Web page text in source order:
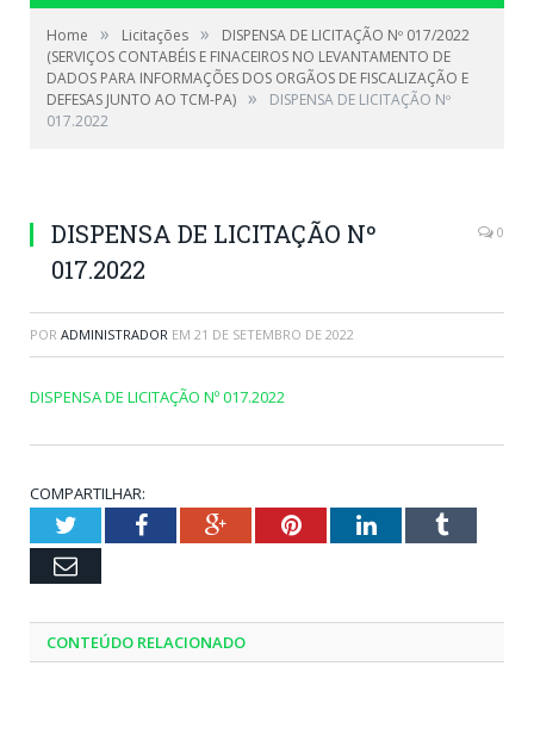
Home » Licitações »
DISPENSA DE LICITAÇÃO Nº 017/2022
(SERVIÇOS CONTABÉIS E FINACEIROS NO LEVANTAMENTO DE
DADOS PARA INFORMAÇÕES DOS ORGÃOS DE FISCALIZAÇÃO E
DEFESAS JUNTO AO TCM-PA) »
DISPENSA DE LICITAÇÃO Nº
017.2022
DISPENSA DE LICITAÇÃO Nº
017.2022
0
POR ADMINISTRADOR EM 21 DE SETEMBRO DE 2022
DISPENSA DE LICITAÇÃO Nº 017.2022
COMPARTILHAR:
TwitterFacebookGoogle+PinterestLinkedInTumblr
Email
CONTEÚDO RELACIONADO